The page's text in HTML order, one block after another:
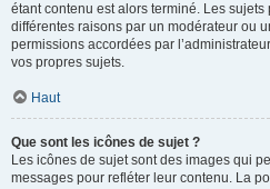
étant contenu est alors terminé. Les
différentes raisons par un modérateur ou
permissions accordées par
vos propres sujets.
Haut
Que sont les icônes de sujet ?
Les icônes de sujet sont des images qui
messages pour refléter leur contenu. La